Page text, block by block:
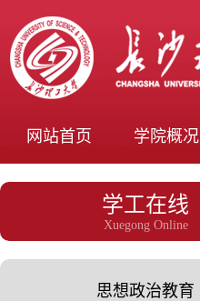
网站首页 学院概况
学工在线
Xuegong Online
思想政治教育